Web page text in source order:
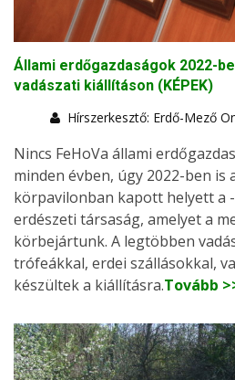
Állami erdőgazdaságok 2022-
vadászati kiállításon (KÉPEK)
Hírszerkesztő: Erdő-Mező
Nincs FeHoVa állami
minden évben, úgy 2022-ben is
körpavilonban kapott helyett a
erdészeti társaság, amelyet a
körbejártunk. A legtöbben
trófeákkal, erdei szállásokkal,
készültek a kiállításra.Tovább